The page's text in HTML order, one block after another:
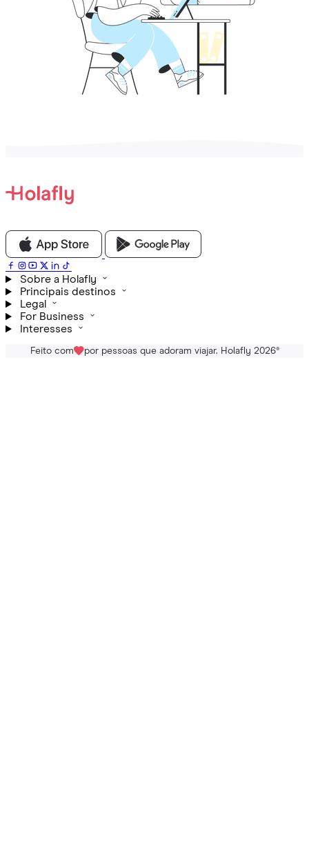
Sobre a Holafly
Principais destinos
Legal
For Business
Interesses
Feito com por pessoas que adoram viajar. Holafly 2026®